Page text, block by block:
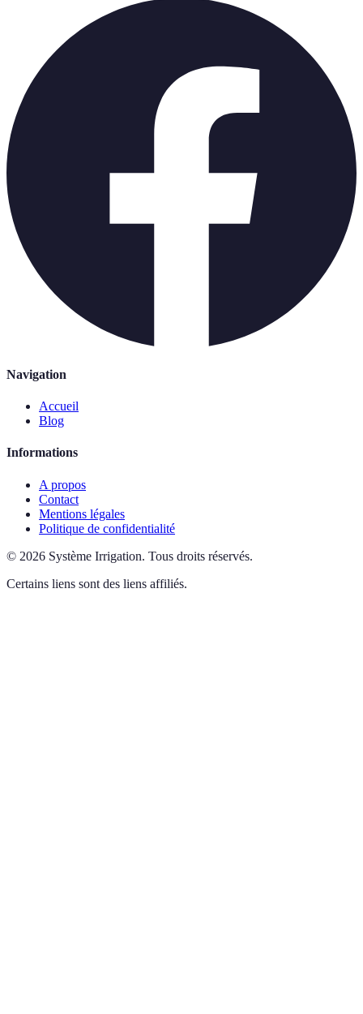
Navigation
Accueil
Blog
Informations
A propos
Contact
Mentions légales
Politique de confidentialité
© 2026 Système Irrigation. Tous droits réservés.
Certains liens sont des liens affiliés.